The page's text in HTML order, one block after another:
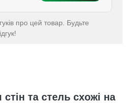
про цей товар. Будьте
та стель схожі на